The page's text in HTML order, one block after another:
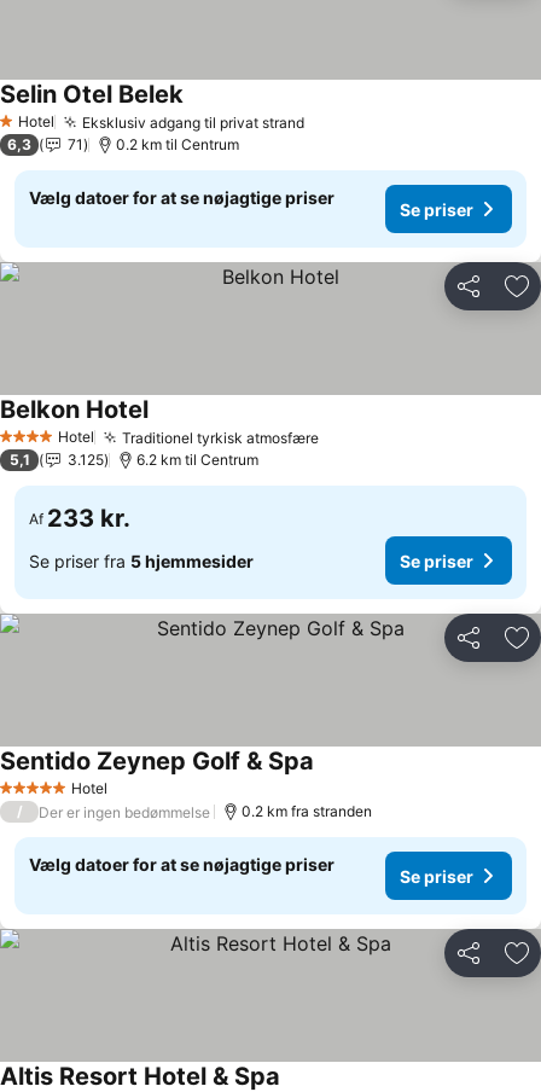
1 Stjerner
Hotel Eksklusiv adgang til privat strand
Selin Otel Belek
6,3 71 0.2 km til Centrum
Vælg datoer for at se nøjagtige priser
Se priser
Del
4 StjernerHotel Traditionel tyrkisk atmosfære
Belkon Hotel
5,1 3.125 6.2 km til Centrum
Af 233 kr.
Se priser fra 5 hjemmesider Se priser
Del
5 Stjerner Hotel
Sentido Zeynep Golf & Spa
/ Der er ingen bedømmelse 0.2 km fra stranden
Vælg datoer for at se nøjagtige priser
Se priser
Del
Altis Resort Hotel & Spa